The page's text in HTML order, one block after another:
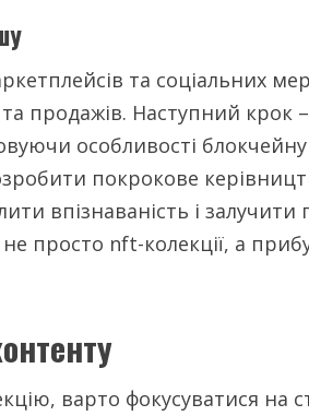
та соціальних
продажів. Наступний крок
особливості
покрокове
впізнаваність і
просто nft-колекції, а
варто фокусуватися на